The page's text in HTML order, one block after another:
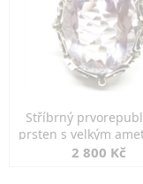
Stříbrný
prsten s velkým
2 800 Kč